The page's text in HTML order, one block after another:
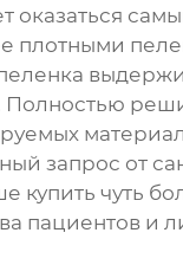
плотными
запрос от
купить чуть
пациентов